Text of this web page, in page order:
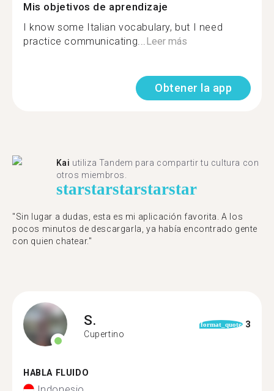
Mis objetivos de aprendizaje
I know some Italian vocabulary, but I need
practice communicating...Leer más
Obtener la app
Kai utiliza Tandem para compartir tu cultura con
otros miembros.
starstarstarstarstar
"Sin lugar a dudas, esta es mi aplicación favorita. A los
pocos minutos de descargarla, ya había encontrado gente
con quien chatear."
S.
Cupertino
format_quote 3
HABLA FLUIDO